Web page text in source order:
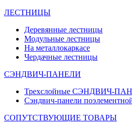
ЛЕСТНИЦЫ
Деревянные лестницы
Модульные лестницы
На металлокаркасе
Чердачные лестницы
СЭНДВИЧ-ПАНЕЛИ
Трехслойные СЭНДВИЧ-
Сэндвич-панели
СОПУТСТВУЮЩИЕ ТОВАРЫ